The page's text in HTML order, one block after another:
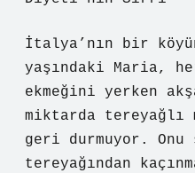
İtalya’nın bir
yaşındaki Maria,
ekmeğini yerken
miktarda tereyağlı
geri durmuyor.
tereyağından